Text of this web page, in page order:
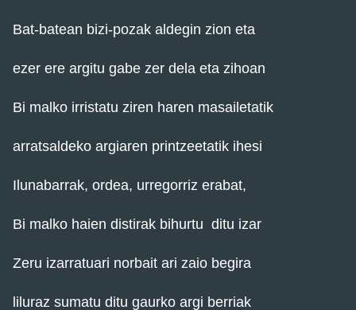
Bat-batean bizi-pozak aldegin zion eta
ezer ere argitu gabe zer dela eta zihoan
Bi malko irristatu ziren haren masailetatik
arratsaldeko argiaren printzeetatik ihesi
Ilunabarrak, ordea, urregorriz erabat,
Bi malko haien distirak bihurtu ditu izar
Zeru izarratuari norbait ari zaio begira
liluraz sumatu ditu gaurko argi berriak